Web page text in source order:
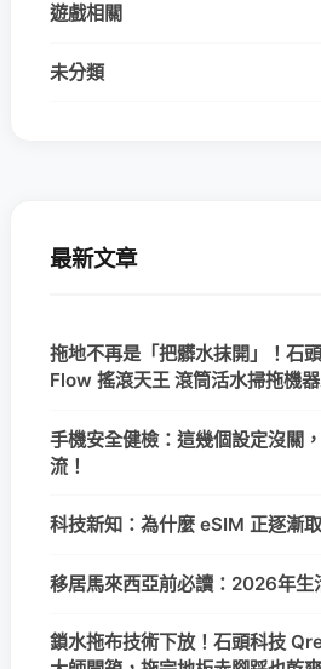
遊戲相關
未分類
最新文章
拖地不再是「把髒水抹開」！石
Flow 搖滾天王 滾筒活水掃拖機
手機安全健檢：這幾個設定沒關
流！
科技新知：為什麼 eSIM 正逐漸
移居馬來西亞前必讀：2026年生
鎖水拖布技術下放！石頭科技